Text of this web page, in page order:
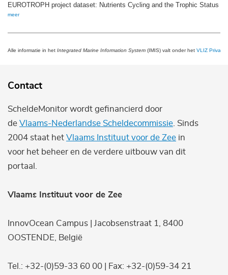
EUROTROPH project dataset: Nutrients Cycling and the Trophic Status
meer
Alle informatie in het Integrated Marine Information System (IMIS) valt onder het VLIZ Privacy
Contact
ScheldeMonitor wordt gefinancierd door
de Vlaams-Nederlandse Scheldecommissie . Sinds
2004 staat het Vlaams Instituut voor de Zee in
voor het beheer en de verdere uitbouw van dit
portaal.
Vlaams Instituut voor de Zee
InnovOcean Campus | Jacobsenstraat 1, 8400
OOSTENDE, België
Tel.: +32-(0)59-33 60 00 | Fax: +32-(0)59-34 21